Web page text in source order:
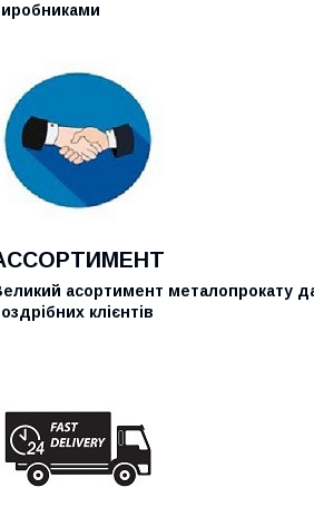
асортимент металопрокату
клієнтів